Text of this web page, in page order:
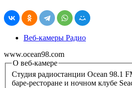
Веб-камеры Радио
www.ocean98.com
О веб-камере
Студия радиостанции Ocean 98.1
баре-ресторане и ночном клубе